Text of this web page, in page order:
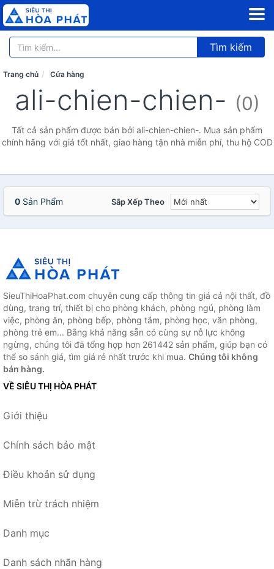
Tìm kiếm
Trang chủ Cửa hàng
ali-chien-chien- (0)
Tất cả sản phẩm được bán bởi ali-chien-chien-. Mua sản phẩm
chính hãng với giá tốt nhất, giao hàng tận nhà miễn phí, thu hộ COD
0 Sản Phẩm Sắp Xếp Theo
SieuThiHoaPhat.com chuyên cung cấp thông tin giá cả nội thất, đồ
dùng, trang trí, thiết bị cho phòng khách, phòng ngủ, phòng làm
việc, phòng ăn, phòng bếp, phòng tắm, phòng học, văn phòng,
phòng trẻ em... Bằng khả năng sẵn có cùng sự nỗ lực không
ngừng, chúng tôi đã tổng hợp hơn 261442 sản phẩm, giúp bạn có
thể so sánh giá, tìm giá rẻ nhất trước khi mua. Chúng tôi không
bán hàng.
VỀ SIÊU THỊ HÒA PHÁT
Giới thiệu
Chính sách bảo mật
Điều khoản sử dụng
Miễn trừ trách nhiệm
Danh mục
Danh sách nhãn hàng